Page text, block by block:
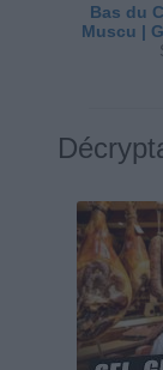
Bas du
Muscu |